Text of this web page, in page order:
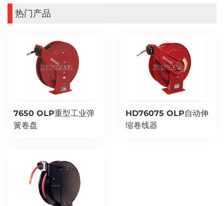
热门产品
7650 OLP重型工业弹
簧卷盘
HD76075 OLP自动伸
缩卷线器